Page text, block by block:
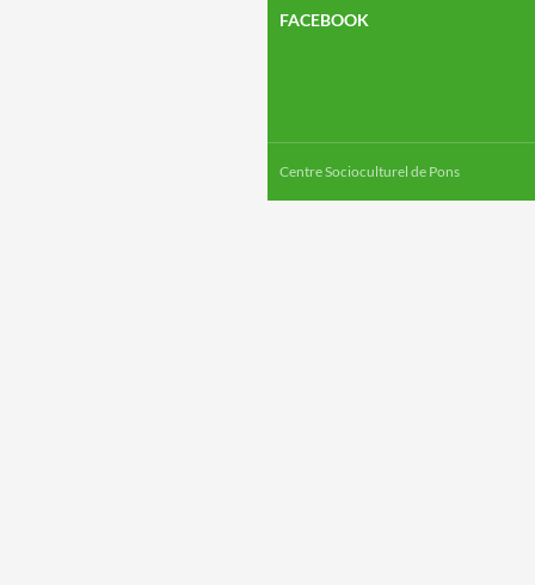
FACEBOOK
Centre Socioculturel de Pons